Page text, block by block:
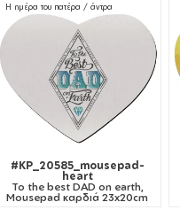
Η ημέρα του πατέρα / άντρα
#KP_20585_mousepad-
heart
To the best DAD on earth,
Mousepad καρδιά 23x20cm